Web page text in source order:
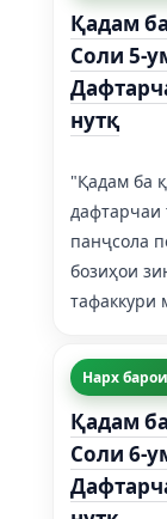
Қадам
Соли 5-
нутқ
"Қадам ба
дафтарчаи
панҷсола
бозиҳои
тафаккури
Нарх барои
Қадам
Соли 6-